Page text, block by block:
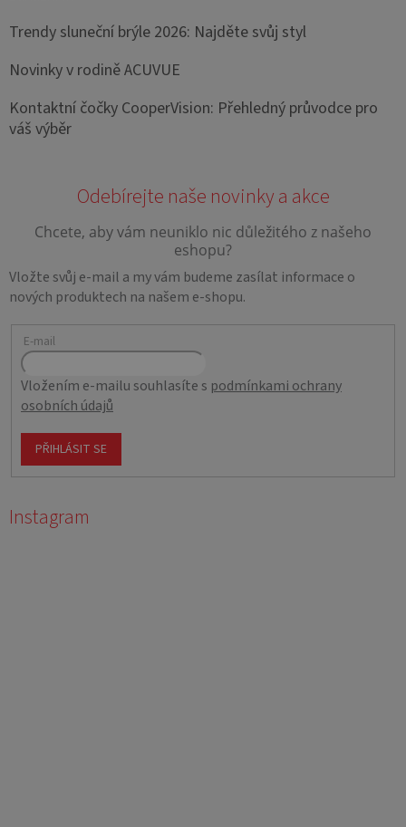
Trendy sluneční brýle 2026: Najděte svůj styl
Novinky v rodině ACUVUE
Kontaktní čočky CooperVision: Přehledný průvodce pro
váš výběr
Vložte svůj e-mail a my vám budeme zasílat informace o
nových produktech na našem e-shopu.
E-mail
Vložením e-mailu souhlasíte s podmínkami ochrany
osobních údajů
PŘIHLÁSIT SE
Instagram